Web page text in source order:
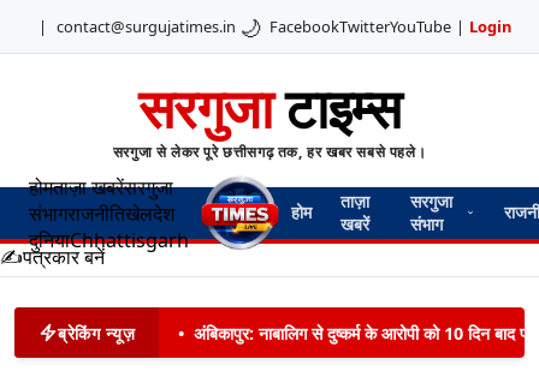
| contact@surgujatimes.in 🌙 FacebookTwitterYouTube | Login
सरगुजाटाइम्स
सरगुजा से लेकर पूरे छत्तीसगढ़ तक, हर खबर सबसे पहले।
होमताज़ा खबरेंसरगुजा
संभागराजनीतिखेलदेश
दुनियाChhattisgarh
होम
ताज़ा
खबरें
सरगुजा
संभाग
✍️पत्रकार बनें
ब्रेकिंग न्यूज़ • अंबिकापुर: नाबालिग से दुष्कर्म के आरोपी को 10 दिन बाद